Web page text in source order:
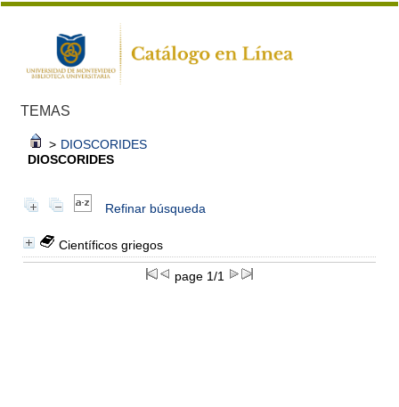
TEMAS
> DIOSCORIDES
DIOSCORIDES
Refinar búsqueda
Científicos griegos
page 1/1